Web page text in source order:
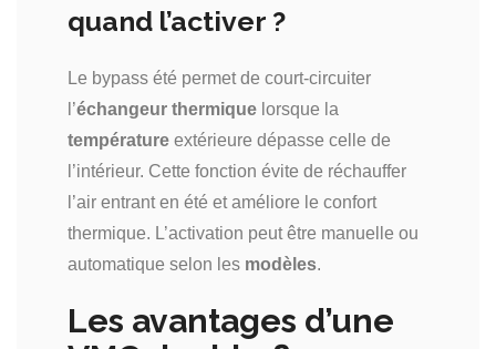
quand l’activer ?
Le bypass été permet de court-circuiter
l’échangeur thermique lorsque la
température extérieure dépasse celle de
l’intérieur. Cette fonction évite de réchauffer
l’air entrant en été et améliore le confort
thermique. L’activation peut être manuelle ou
automatique selon les modèles.
Les avantages d’une